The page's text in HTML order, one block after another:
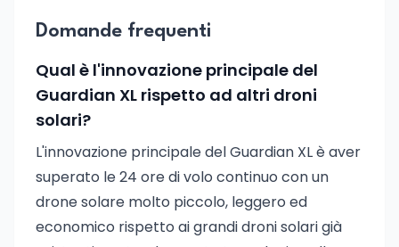
Domande frequenti
Qual è l'innovazione principale del
Guardian XL rispetto ad altri droni
solari?
L'innovazione principale del Guardian XL è aver
superato le 24 ore di volo continuo con un
drone solare molto piccolo, leggero ed
economico rispetto ai grandi droni solari già